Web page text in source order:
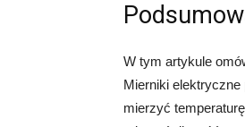
W tym artykule
Mierniki
mierzyć